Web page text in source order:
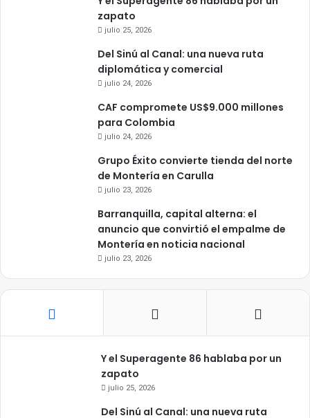
zapato
julio 25, 2026
Del Sinú al Canal: una nueva ruta
diplomática y comercial
julio 24, 2026
CAF compromete US$9.000 millones
para Colombia
julio 24, 2026
Grupo Éxito convierte tienda del norte
de Montería en Carulla
julio 23, 2026
Barranquilla, capital alterna: el
anuncio que convirtió el empalme de
Montería en noticia nacional
julio 23, 2026
Y el Superagente 86 hablaba por un
zapato
julio 25, 2026
Del Sinú al Canal: una nueva ruta